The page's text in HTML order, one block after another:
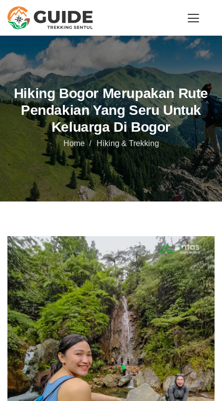
Hiking Bogor Merupakan Rute
Pendakian Yang Seru Untuk
Keluarga Di Bogor
Home Hiking & Trekking